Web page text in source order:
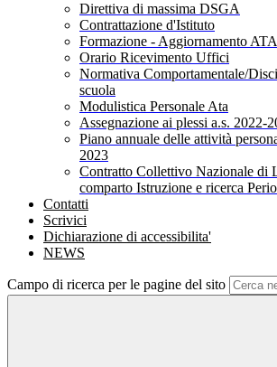
Direttiva di massima DSGA
Contrattazione d'Istituto
Formazione - Aggiornamento ATA
Orario Ricevimento Uffici
Normativa Comportamentale/
scuola
Modulistica Personale Ata
Assegnazione ai plessi a.s. 2022-
Piano annuale delle attività
2023
Contratto Collettivo Nazionale di
comparto Istruzione e ricerca
Contatti
Scrivici
Dichiarazione di accessibilita'
NEWS
Campo di ricerca per le pagine del sito